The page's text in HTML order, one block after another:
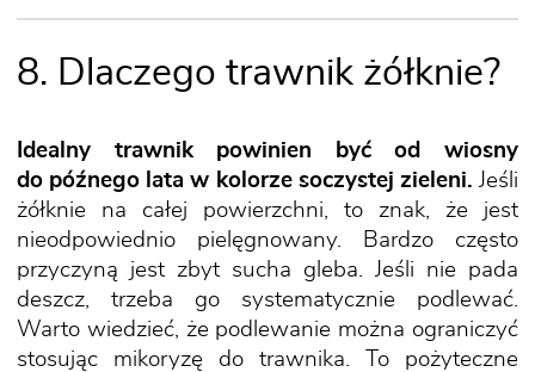
8. Dlaczego trawnik żółknie?
Idealny trawnik powinien być od wiosny
do późnego lata w kolorze soczystej zieleni. Jeśli
żółknie na całej powierzchni, to znak, że jest
nieodpowiednio pielęgnowany. Bardzo często
przyczyną jest zbyt sucha gleba. Jeśli nie pada
deszcz, trzeba go systematycznie podlewać.
Warto wiedzieć, że podlewanie można ograniczyć
stosując mikoryzę do trawnika. To pożyteczne